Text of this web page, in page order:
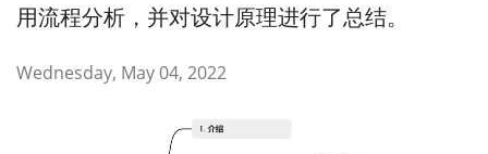
用流程分析，并对设计原理进行了总结。
Wednesday, May 04, 2022